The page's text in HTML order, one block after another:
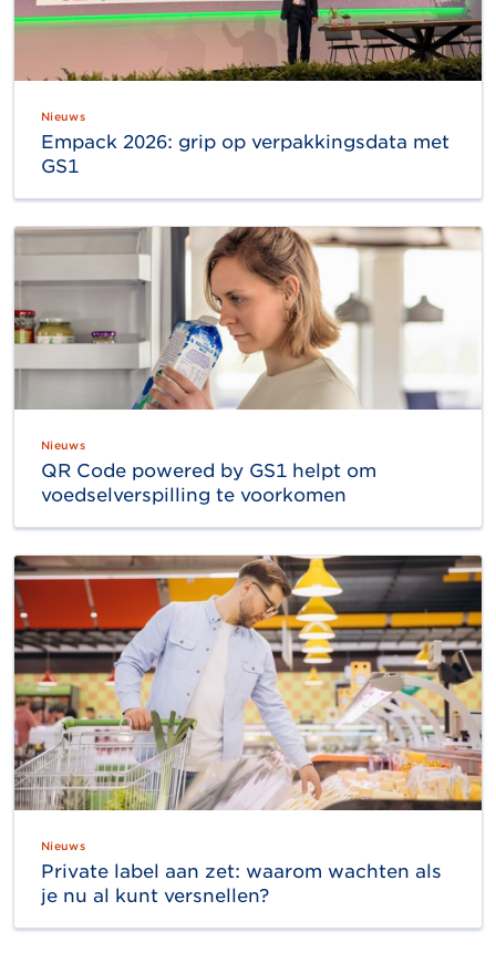
Nieuws
Empack 2026: grip op verpakkingsdata met
GS1
Nieuws
QR Code powered by GS1 helpt om
voedselverspilling te voorkomen
Nieuws
Private label aan zet: waarom wachten als
je nu al kunt versnellen?